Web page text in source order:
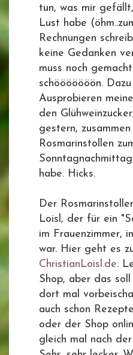
tun, was mir
Lust habe
Rechnungen
keine Gedanken
muss noch gemacht
schööööööön.
Ausprobieren
den
gestern,
Rosmarinstollen
habe. Hicks.
Der
Loisl, der für ein
im Frauenzimmer,
war. Hier geht es
ChristianLoisl.de.
Shop, aber das
dort mal
auch schon
oder der Shop
gleich mal nach